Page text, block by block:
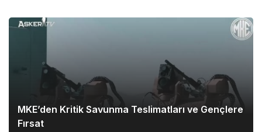
MKE’den Kritik Savunma Teslimatları ve Gençlere
Fırsat